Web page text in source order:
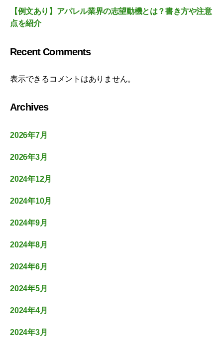
【例文あり】アパレル業界の志望動機とは？書き方や注意
点を紹介
Recent Comments
表示できるコメントはありません。
Archives
2026年7月
2026年3月
2024年12月
2024年10月
2024年9月
2024年8月
2024年6月
2024年5月
2024年4月
2024年3月